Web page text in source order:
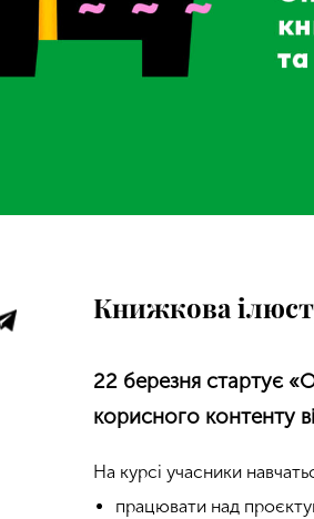
Книжкова
22 березня стартує
корисного контенту
На курсі учасники
працювати над